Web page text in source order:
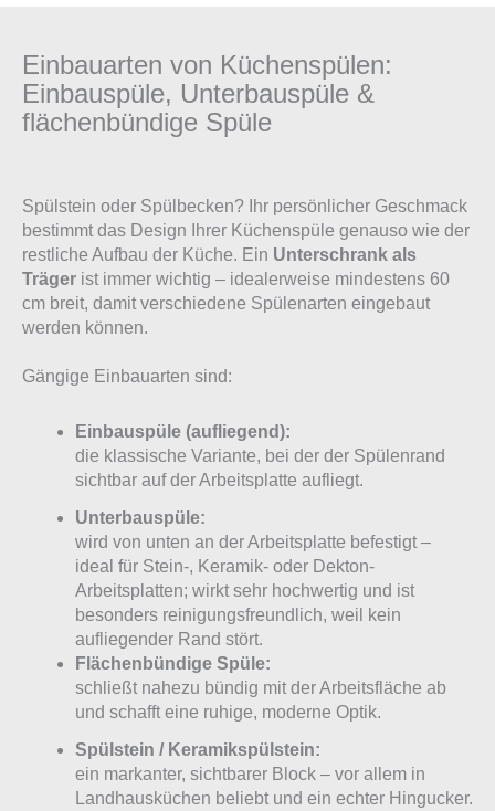
Einbauarten von Küchenspülen:
Einbauspüle, Unterbauspüle &
flächenbündige Spüle
Spülstein oder Spülbecken? Ihr persönlicher Geschmack
bestimmt das Design Ihrer Küchenspüle genauso wie der
restliche Aufbau der Küche. Ein Unterschrank als
Träger ist immer wichtig – idealerweise mindestens 60
cm breit, damit verschiedene Spülenarten eingebaut
werden können.
Gängige Einbauarten sind:
Einbauspüle (aufliegend):
die klassische Variante, bei der der Spülenrand
sichtbar auf der Arbeitsplatte aufliegt.
Unterbauspüle:
wird von unten an der Arbeitsplatte befestigt –
ideal für Stein-, Keramik- oder Dekton-
Arbeitsplatten; wirkt sehr hochwertig und ist
besonders reinigungsfreundlich, weil kein
aufliegender Rand stört.
Flächenbündige Spüle:
schließt nahezu bündig mit der Arbeitsfläche ab
und schafft eine ruhige, moderne Optik.
Spülstein / Keramikspülstein:
ein markanter, sichtbarer Block – vor allem in
Landhausküchen beliebt und ein echter Hingucker.